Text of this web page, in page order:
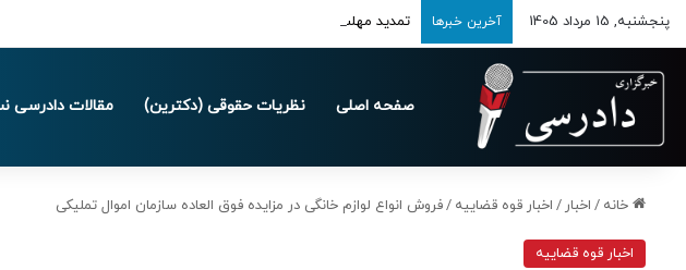
پنجشنبه, 15 مرداد 1405 آخرین خبرها تمدید مهلت ارسال اظهارنامه‌های مالیاتی تا پایان تابستان 1405
صفحه اصلی نظریات حقوقی (دکترین) مقالات دادرسی
خانه / اخبار / اخبار قوه قضاییه /فروش انواع لوازم خانگی در مزایده فوق العاده سازمان اموال تملیکی
اخبار قوه قضاییه